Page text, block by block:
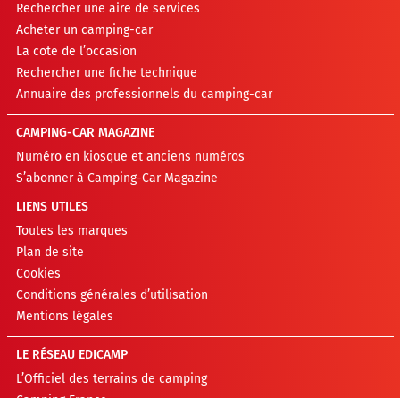
Rechercher une aire de services
Acheter un camping-car
La cote de l’occasion
Rechercher une fiche technique
Annuaire des professionnels du camping-car
CAMPING-CAR MAGAZINE
Numéro en kiosque et anciens numéros
S’abonner à Camping-Car Magazine
LIENS UTILES
Toutes les marques
Plan de site
Cookies
Conditions générales d’utilisation
Mentions légales
LE RÉSEAU EDICAMP
L’Officiel des terrains de camping